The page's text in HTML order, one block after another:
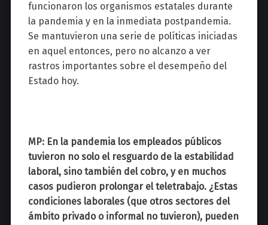
funcionaron los organismos estatales durante
la pandemia y en la inmediata postpandemia.
Se mantuvieron una serie de políticas iniciadas
en aquel entonces, pero no alcanzo a ver
rastros importantes sobre el desempeño del
Estado hoy.
MP: En la pandemia los empleados públicos
tuvieron no solo el resguardo de la estabilidad
laboral, sino también del cobro, y en muchos
casos pudieron prolongar el teletrabajo. ¿Estas
condiciones laborales (que otros sectores del
ámbito privado o informal no tuvieron), pueden